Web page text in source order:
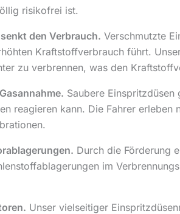
risikofrei ist.
den Verbrauch. Verschmutzte
Kraftstoffverbrauch führt.
zu verbrennen, was den
Saubere
reagieren kann. Die Fahrer
Durch die Förderung
im
Unser vielseitiger